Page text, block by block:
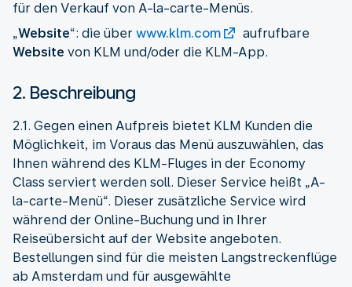
für den Verkauf von A-la-carte-Menüs.
„Website“: die über www.klm.com
aufrufbare
Website von KLM und/oder die KLM-App.
2. Beschreibung
2.1. Gegen einen Aufpreis bietet KLM Kunden die
Möglichkeit, im Voraus das Menü auszuwählen, das
Ihnen während des KLM-Fluges in der Economy
Class serviert werden soll. Dieser Service heißt „A-
la-carte-Menü“. Dieser zusätzliche Service wird
während der Online-Buchung und in Ihrer
Reiseübersicht auf der Website angeboten.
Bestellungen sind für die meisten Langstreckenflüge
ab Amsterdam und für ausgewählte